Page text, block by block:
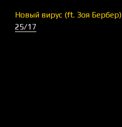
Новый вирус (ft. Зоя Бербер)
25/17